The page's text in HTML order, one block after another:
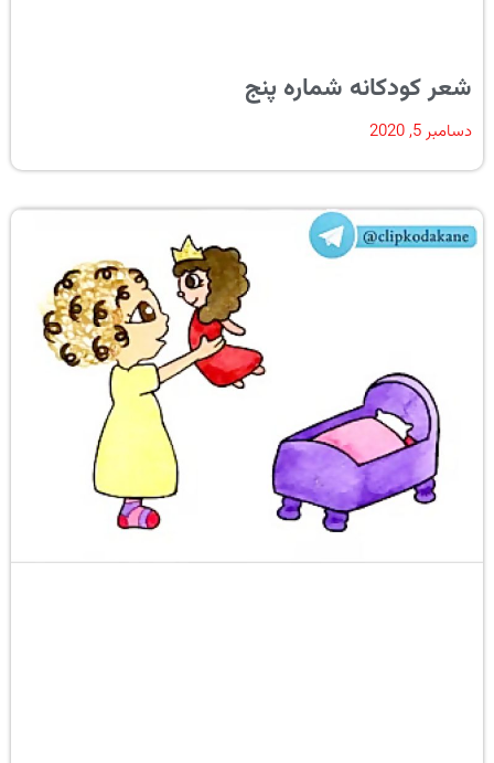
شعر کودکانه شماره پنج
دسامبر 5, 2020